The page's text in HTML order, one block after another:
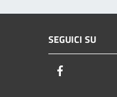
SEGUICI SU